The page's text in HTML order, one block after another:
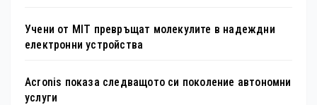
Учени от MIT превръщат молекулите в надеждни
електронни устройства
Acronis показа следващото си поколение автономни
услуги